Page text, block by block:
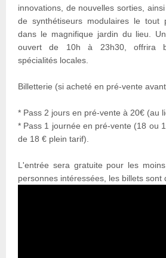
innovations, de nouvelles sorties,
de synthétiseurs modulaires le tout
dans le magnifique jardin du lieu.
ouvert de 10h à 23h30, offrira
spécialités locales.
Billetterie (si acheté en pré-vente
* Pass 2 jours en pré-vente à 20€ (au
* Pass 1 journée en pré-vente (18 ou
de 18 € plein tarif).
L'entrée sera gratuite pour les
personnes intéressées, les billets sont